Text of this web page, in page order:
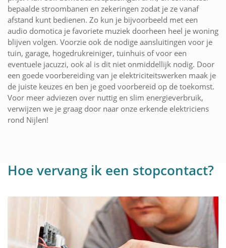
bepaalde stroombanen en zekeringen zodat je ze vanaf
afstand kunt bedienen. Zo kun je bijvoorbeeld met een
audio domotica je favoriete muziek doorheen heel je woning
blijven volgen. Voorzie ook de nodige aansluitingen voor je
tuin, garage, hogedrukreiniger, tuinhuis of voor een
eventuele jacuzzi, ook al is dit niet onmiddellijk nodig. Door
een goede voorbereiding van je elektriciteitswerken maak je
de juiste keuzes en ben je goed voorbereid op de toekomst.
Voor meer adviezen over nuttig en slim energieverbruik,
verwijzen we je graag door naar onze erkende elektriciens
rond Nijlen!
Hoe vervang ik een stopcontact?